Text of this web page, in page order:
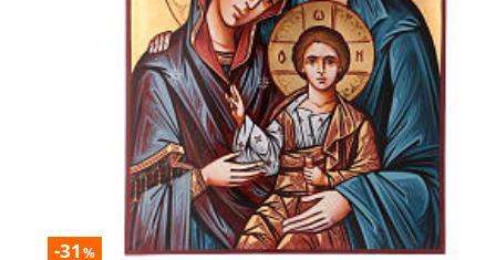
-31 %